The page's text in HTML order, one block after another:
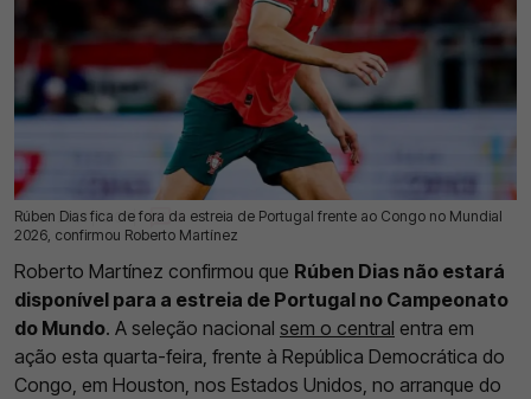
Rúben Dias fica de fora da estreia de Portugal frente ao Congo no Mundial
2026, confirmou Roberto Martínez
17 Jun 2026 | 12:07 | 0
Roberto Martínez confirmou que Rúben Dias não estará
disponível para a estreia de Portugal no Campeonato
do Mundo. A seleção nacional sem o central entra em
ação esta quarta-feira, frente à República Democrática do
Congo, em Houston, nos Estados Unidos, no arranque do